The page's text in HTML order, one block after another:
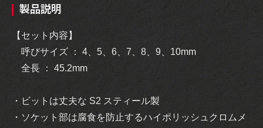
製品説明
【セット内容】
呼びサイズ ： 4、5、6、7、8、9、10mm
全長 ： 45.2mm
・ビットは丈夫な S2 スティール製
・ソケット部は腐食を防止するハイポリッシュクロムメ